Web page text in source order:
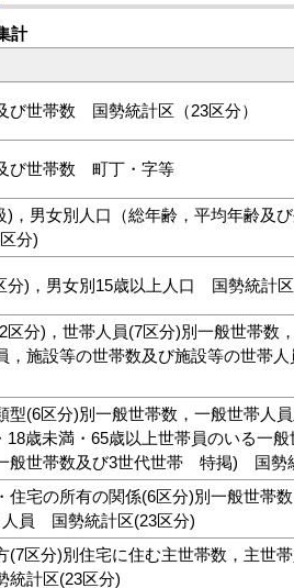
計
び世帯数 国勢統計区（23区分）
び世帯数 町丁・字等
)，男女別人口（総年齢，平均年齢
分)
分)，男女別15歳以上人口 国勢統計
区分)，世帯人員(7区分)別一般世帯数
，施設等の世帯数及び施設等の世帯
型(6区分)別一般世帯数，一般世帯人
18歳未満・65歳以上世帯員のいる一
般世帯数及び3世代世帯 特掲) 国勢
住宅の所有の関係(6区分)別一般世帯
人員 国勢統計区(23区分)
(7区分)別住宅に住む主世帯数，主世
計区(23区分)